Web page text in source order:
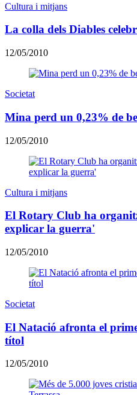
Cultura i mitjans
La colla dels Diables
12/05/2010
Societat
Mina perd un 0,23% de
12/05/2010
Cultura i mitjans
El Rotary Club ha
explicar la guerra'
12/05/2010
Societat
El Natació afronta el
títol
12/05/2010